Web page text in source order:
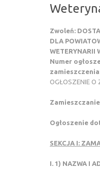
Zwoleń:
DLA
WETERYNARII
Numer
zamieszczenia:
OGŁOSZENIE
Ogłoszenie
SEKCJA I:
I. 1) NAZWA I